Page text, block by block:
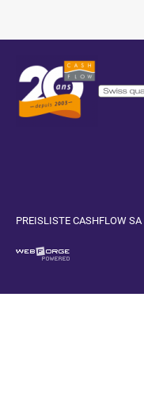
PREISLISTE CASHFLOW SA